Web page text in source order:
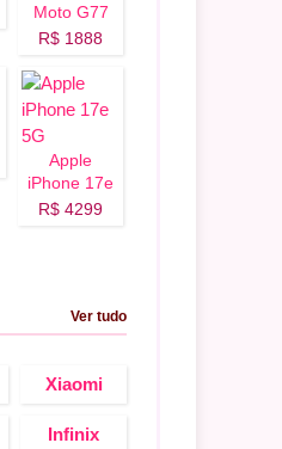
Moto G77
5G
R$ 1888
Apple
iPhone 17e
5G
R$ 4299
Ver tudo
Xiaomi
Infinix